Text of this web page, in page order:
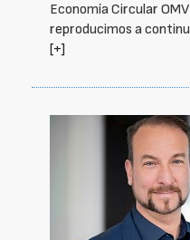
Economía Circular
reproducimos a
[+]